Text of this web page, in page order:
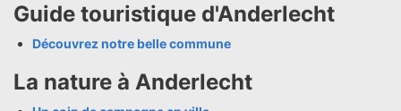
Guide touristique d'Anderlecht
Découvrez notre belle commune
La nature à Anderlecht